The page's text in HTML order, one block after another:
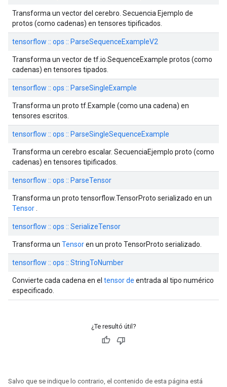
Transforma un vector del cerebro. Secuencia Ejemplo de
protos (como cadenas) en tensores tipificados.
tensorflow :: ops :: ParseSequenceExampleV2
Transforma un vector de tf.io.SequenceExample protos (como
cadenas) en tensores tipados.
tensorflow :: ops :: ParseSingleExample
Transforma un proto tf.Example (como una cadena) en
tensores escritos.
tensorflow :: ops :: ParseSingleSequenceExample
Transforma un cerebro escalar. SecuenciaEjemplo proto (como
cadenas) en tensores tipificados.
tensorflow :: ops :: ParseTensor
Transforma un proto tensorflow.TensorProto serializado en un
Tensor
tensorflow :: ops :: SerializeTensor
Transforma un Tensoren un proto TensorProto serializado.
tensorflow :: ops :: StringToNumber
Convierte cada cadena en el tensor de entrada al tipo numérico
especificado.
¿Te resultó útil?
Salvo que se indique lo contrario, el contenido de esta página está